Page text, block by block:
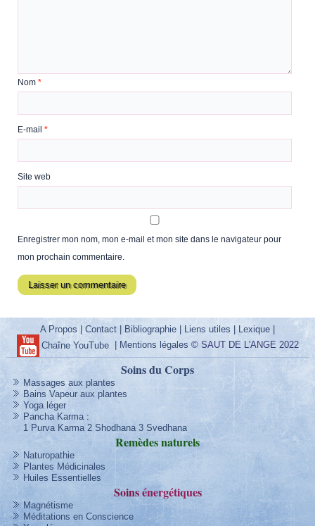
Nom*
E-mail*
Site web
Enregistrer mon nom, mon e-mail et mon site dans le navigateur pour
mon prochain commentaire.
A Propos |Contact Bibliographie Liens utiles Lexique
Chaîne YouTube| Mentions légales © SAUT DE L'ANGE 2022
Soins du Corps
Massages aux plantes
Bains Vapeur aux plantes
Yoga léger
Pancha Karma:
1 Purva Karma 2 Shodhana 3 Svedhana
Remèdesnaturels
Naturopathie
Plantes Médicinales
Huiles Essentielles
Soinsénergétiques
Magnétisme
Méditations en Conscience